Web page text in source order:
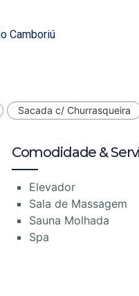
Camboriú
Sacada c/ Churrasqueira
Comodidade &
Elevador
Sala de Massagem
Sauna Molhada
Spa